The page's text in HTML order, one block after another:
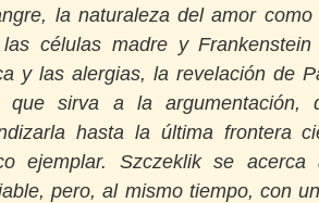
la naturaleza del amor
células madre y
y las alergias, la revelación de
que sirva a la argumentación,
hasta la última frontera
ejemplar. Szczeklik se
pero, al mismo tiempo, con